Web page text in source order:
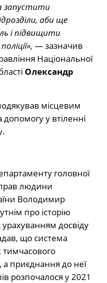
запустити
аби ще
і підвищити
— зазначив
Національної
Олександр
місцевим
у втіленні
головної
людини
Володимир
про історію
досвіду
що система
тимчасового
приєднання до неї
розпочалося у 2021